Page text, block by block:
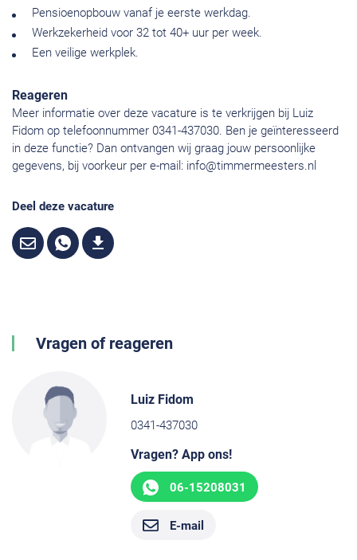
Pensioenopbouw vanaf je eerste werkdag.
Werkzekerheid voor 32 tot 40+ uur per week.
Een veilige werkplek.
Reageren
Meer informatie over deze vacature is te verkrijgen bij Luiz
Fidom op telefoonnummer 0341-437030. Ben je geïnteresseerd
in deze functie? Dan ontvangen wij graag jouw persoonlijke
gegevens, bij voorkeur per e-mail: info@timmermeesters.nl
Deel deze vacature
Vragen of reageren
Luiz Fidom
0341-437030
Vragen? App ons!
06-15208031
E-mail